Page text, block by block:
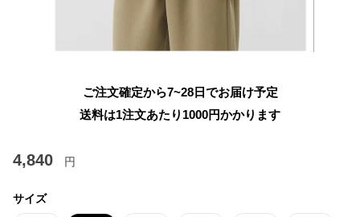
ご注文確定から7~28日でお届け予定
送料は1注文あたり 1000円かかります
4,840 円
サイズ